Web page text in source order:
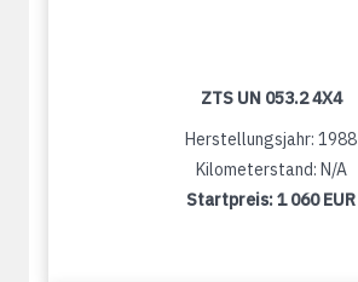
ZTS UN 053.2 4X4
Herstellungsjahr: 1988
Kilometerstand: N/A
Startpreis:1 060 EUR